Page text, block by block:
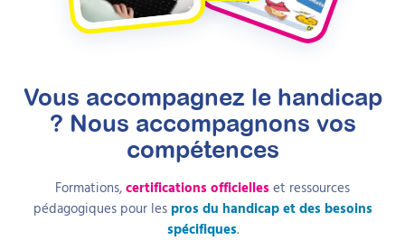
Vous accompagnez le handicap
? Nous accompagnons vos
compétences
Formations,certifications officielles et ressources
pédagogiques pour lespros du handicap et des besoins
spécifiques.